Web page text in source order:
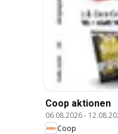
Coop aktionen
06.08.2026-
Coop